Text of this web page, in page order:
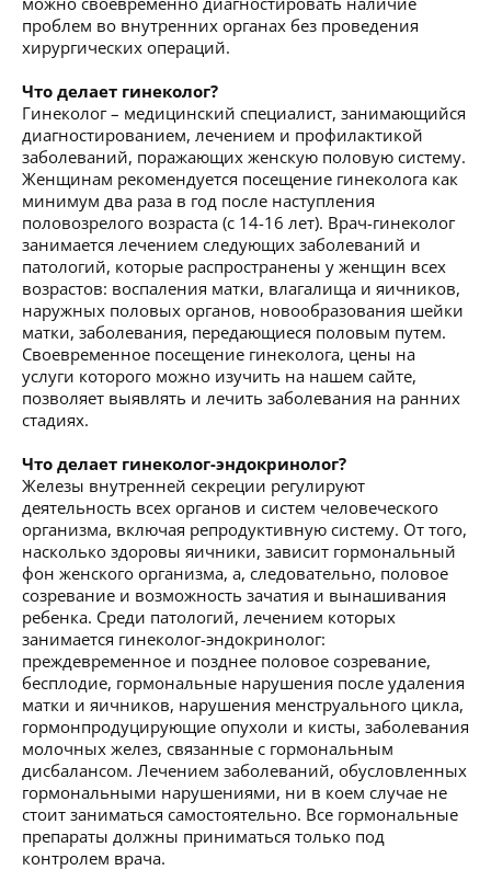
проблем во внутренних органах без проведения
хирургических операций.
Что делает гинеколог?
Гинеколог – медицинский специалист, занимающийся
диагностированием, лечением и профилактикой
заболеваний, поражающих женскую половую систему.
Женщинам рекомендуется посещение гинеколога как
минимум два раза в год после наступления
половозрелого возраста (с 14-16 лет). Врач-гинеколог
занимается лечением следующих заболеваний и
патологий, которые распространены у женщин всех
возрастов: воспаления матки, влагалища и яичников,
наружных половых органов, новообразования шейки
матки, заболевания, передающиеся половым путем.
Своевременное посещение гинеколога, цены на
услуги которого можно изучить на нашем сайте,
позволяет выявлять и лечить заболевания на ранних
стадиях.
Что делает гинеколог-эндокринолог?
Железы внутренней секреции регулируют
деятельность всех органов и систем человеческого
организма, включая репродуктивную систему. От того,
насколько здоровы яичники, зависит гормональный
фон женского организма, а, следовательно, половое
созревание и возможность зачатия и вынашивания
ребенка. Среди патологий, лечением которых
занимается гинеколог-эндокринолог:
преждевременное и позднее половое созревание,
бесплодие, гормональные нарушения после удаления
матки и яичников, нарушения менструального цикла,
гормонпродуцирующие опухоли и кисты, заболевания
молочных желез, связанные с гормональным
дисбалансом. Лечением заболеваний, обусловленных
гормональными нарушениями, ни в коем случае не
стоит заниматься самостоятельно. Все гормональные
препараты должны приниматься только под
контролем врача.